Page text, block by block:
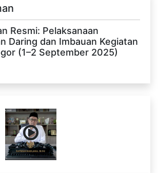
Resmi: Pelaksanaan
Daring dan Imbauan Kegiatan
(1–2 September 2025)